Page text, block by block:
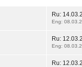
Ru:
Eng:
Ru:
Eng:
Ru: